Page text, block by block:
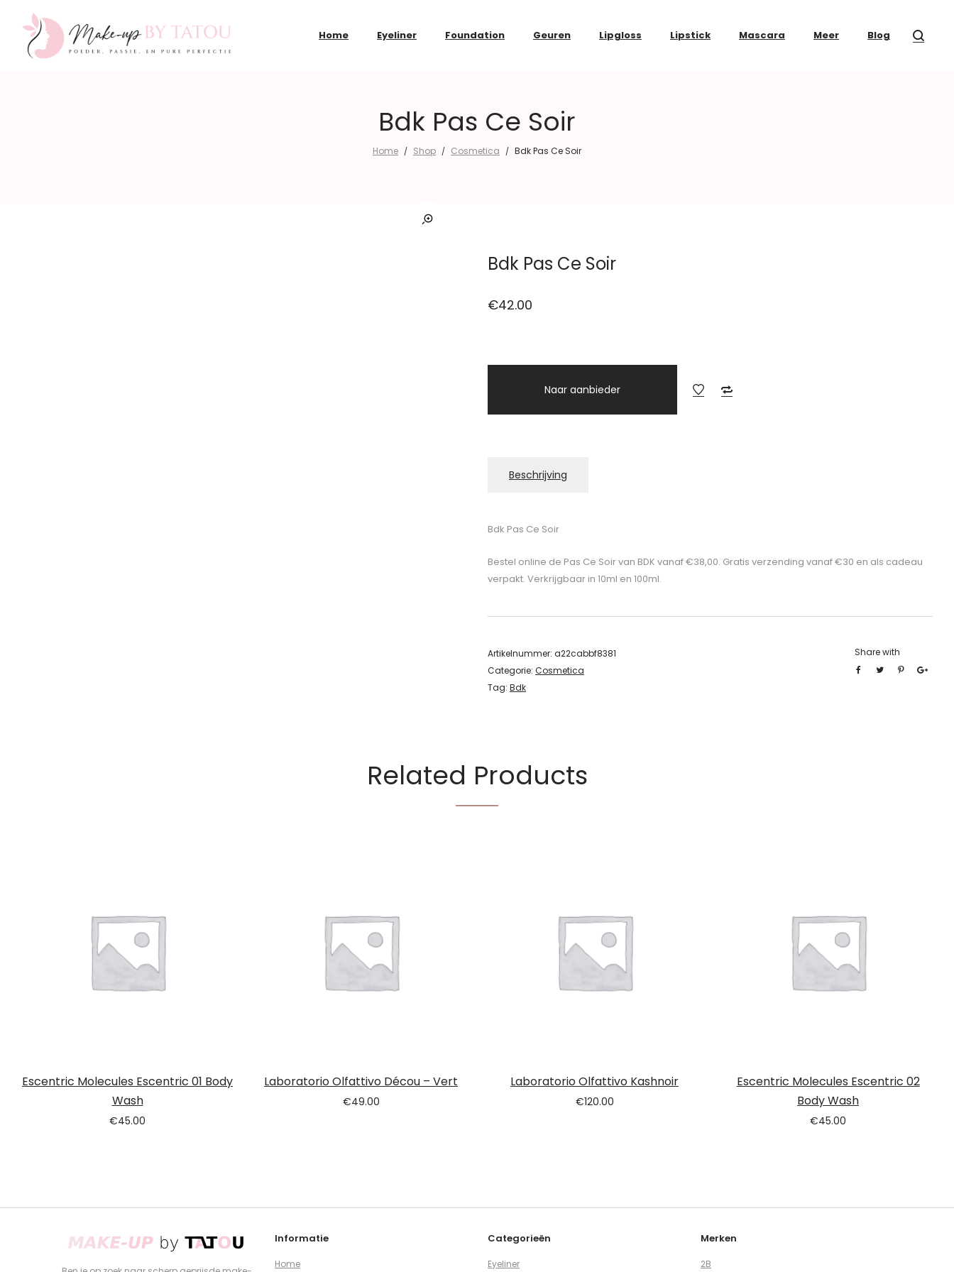
Home Eyeliner Foundation Geuren Lipgloss Lipstick Mascara Meer Blog
Bdk Pas Ce Soir
Home / Shop / Cosmetica / Bdk Pas Ce Soir
Bdk Pas Ce Soir
€42.00
Naar aanbieder
Beschrijving
Bdk Pas Ce Soir
Bestel online de Pas Ce Soir van BDK vanaf €38,00. Gratis verzending vanaf €30 en als cadeau
verpakt. Verkrijgbaar in 10ml en 100ml.
Artikelnummer: a22cabbf8381
Categorie: Cosmetica
Tag: Bdk
Share with
Related Products
Escentric Molecules Escentric 01 Body
Wash
€45.00
Laboratorio Olfattivo Décou – Vert
€49.00
Laboratorio Olfattivo Kashnoir
€120.00
Escentric Molecules Escentric 02
Body Wash
€45.00
Informatie
Home
Categorieën
Eyeliner
Merken
2B